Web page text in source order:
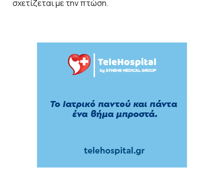
σχετίζεται με την πτώση.